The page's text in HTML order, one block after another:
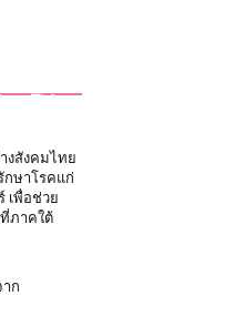
0
งสังคมไทย
ษาโรคแก่
เพื่อช่วย
ภาคใต้
ก